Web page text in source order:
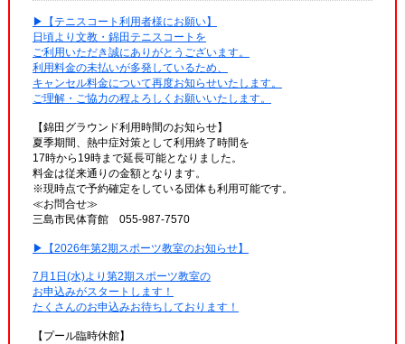
▶【テニスコート利用者様にお願い】
日頃より文教・錦田テニスコートを
ご利用いただき誠にありがとうございます。
利用料金の未払いが多発しているため、
キャンセル料金について再度お知らせいたします。
ご理解・ご協力の程よろしくお願いいたします。
【錦田グラウンド利用時間のお知らせ】
夏季期間、熱中症対策として利用終了時間を
17時から19時まで延長可能となりました。
料金は従来通りの金額となります。
※現時点で予約確定をしている団体も利用可能です。
≪お問合せ≫
三島市民体育館 055-987-7570
▶【2026年第2期スポーツ教室のお知らせ】
7月1日(水)より第2期スポーツ教室の
お申込みがスタートします！
たくさんのお申込みお待ちしております！
【プール臨時休館】